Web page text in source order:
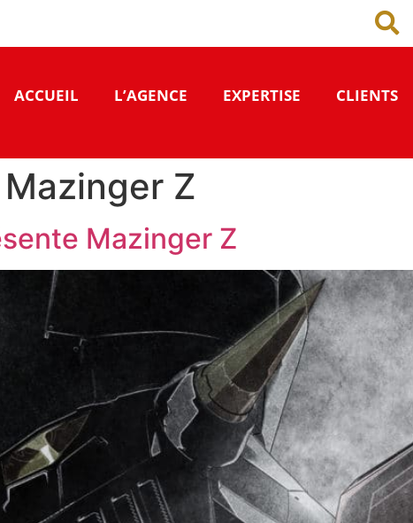
ACCUEIL L’AGENCE EXPERTISE CLIENTS
Mazinger Z
Mazinger Z